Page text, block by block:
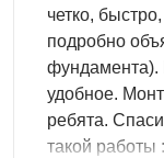
четко,
подробно
фундамента).
удобное.
ребята.
такой работы